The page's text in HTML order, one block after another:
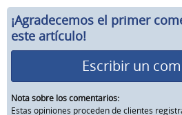
¡Agradecemos el primer
este artículo!
Escribir un
Nota sobre los comentarios:
Estas opiniones proceden de clientes